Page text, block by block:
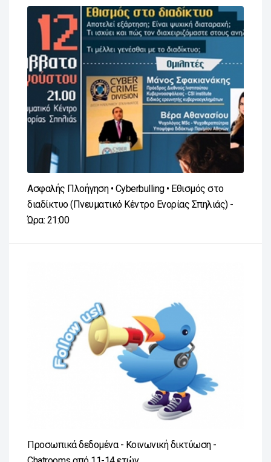
Ασφαλής Πλοήγηση • Cyberbulling • Εθισμός στο
διαδίκτυο (Πνευματικό Κέντρο Ενορίας Σπηλιάς) -
Ώρα: 21:00
Προσωπικά δεδομένα - Κοινωνική δικτύωση -